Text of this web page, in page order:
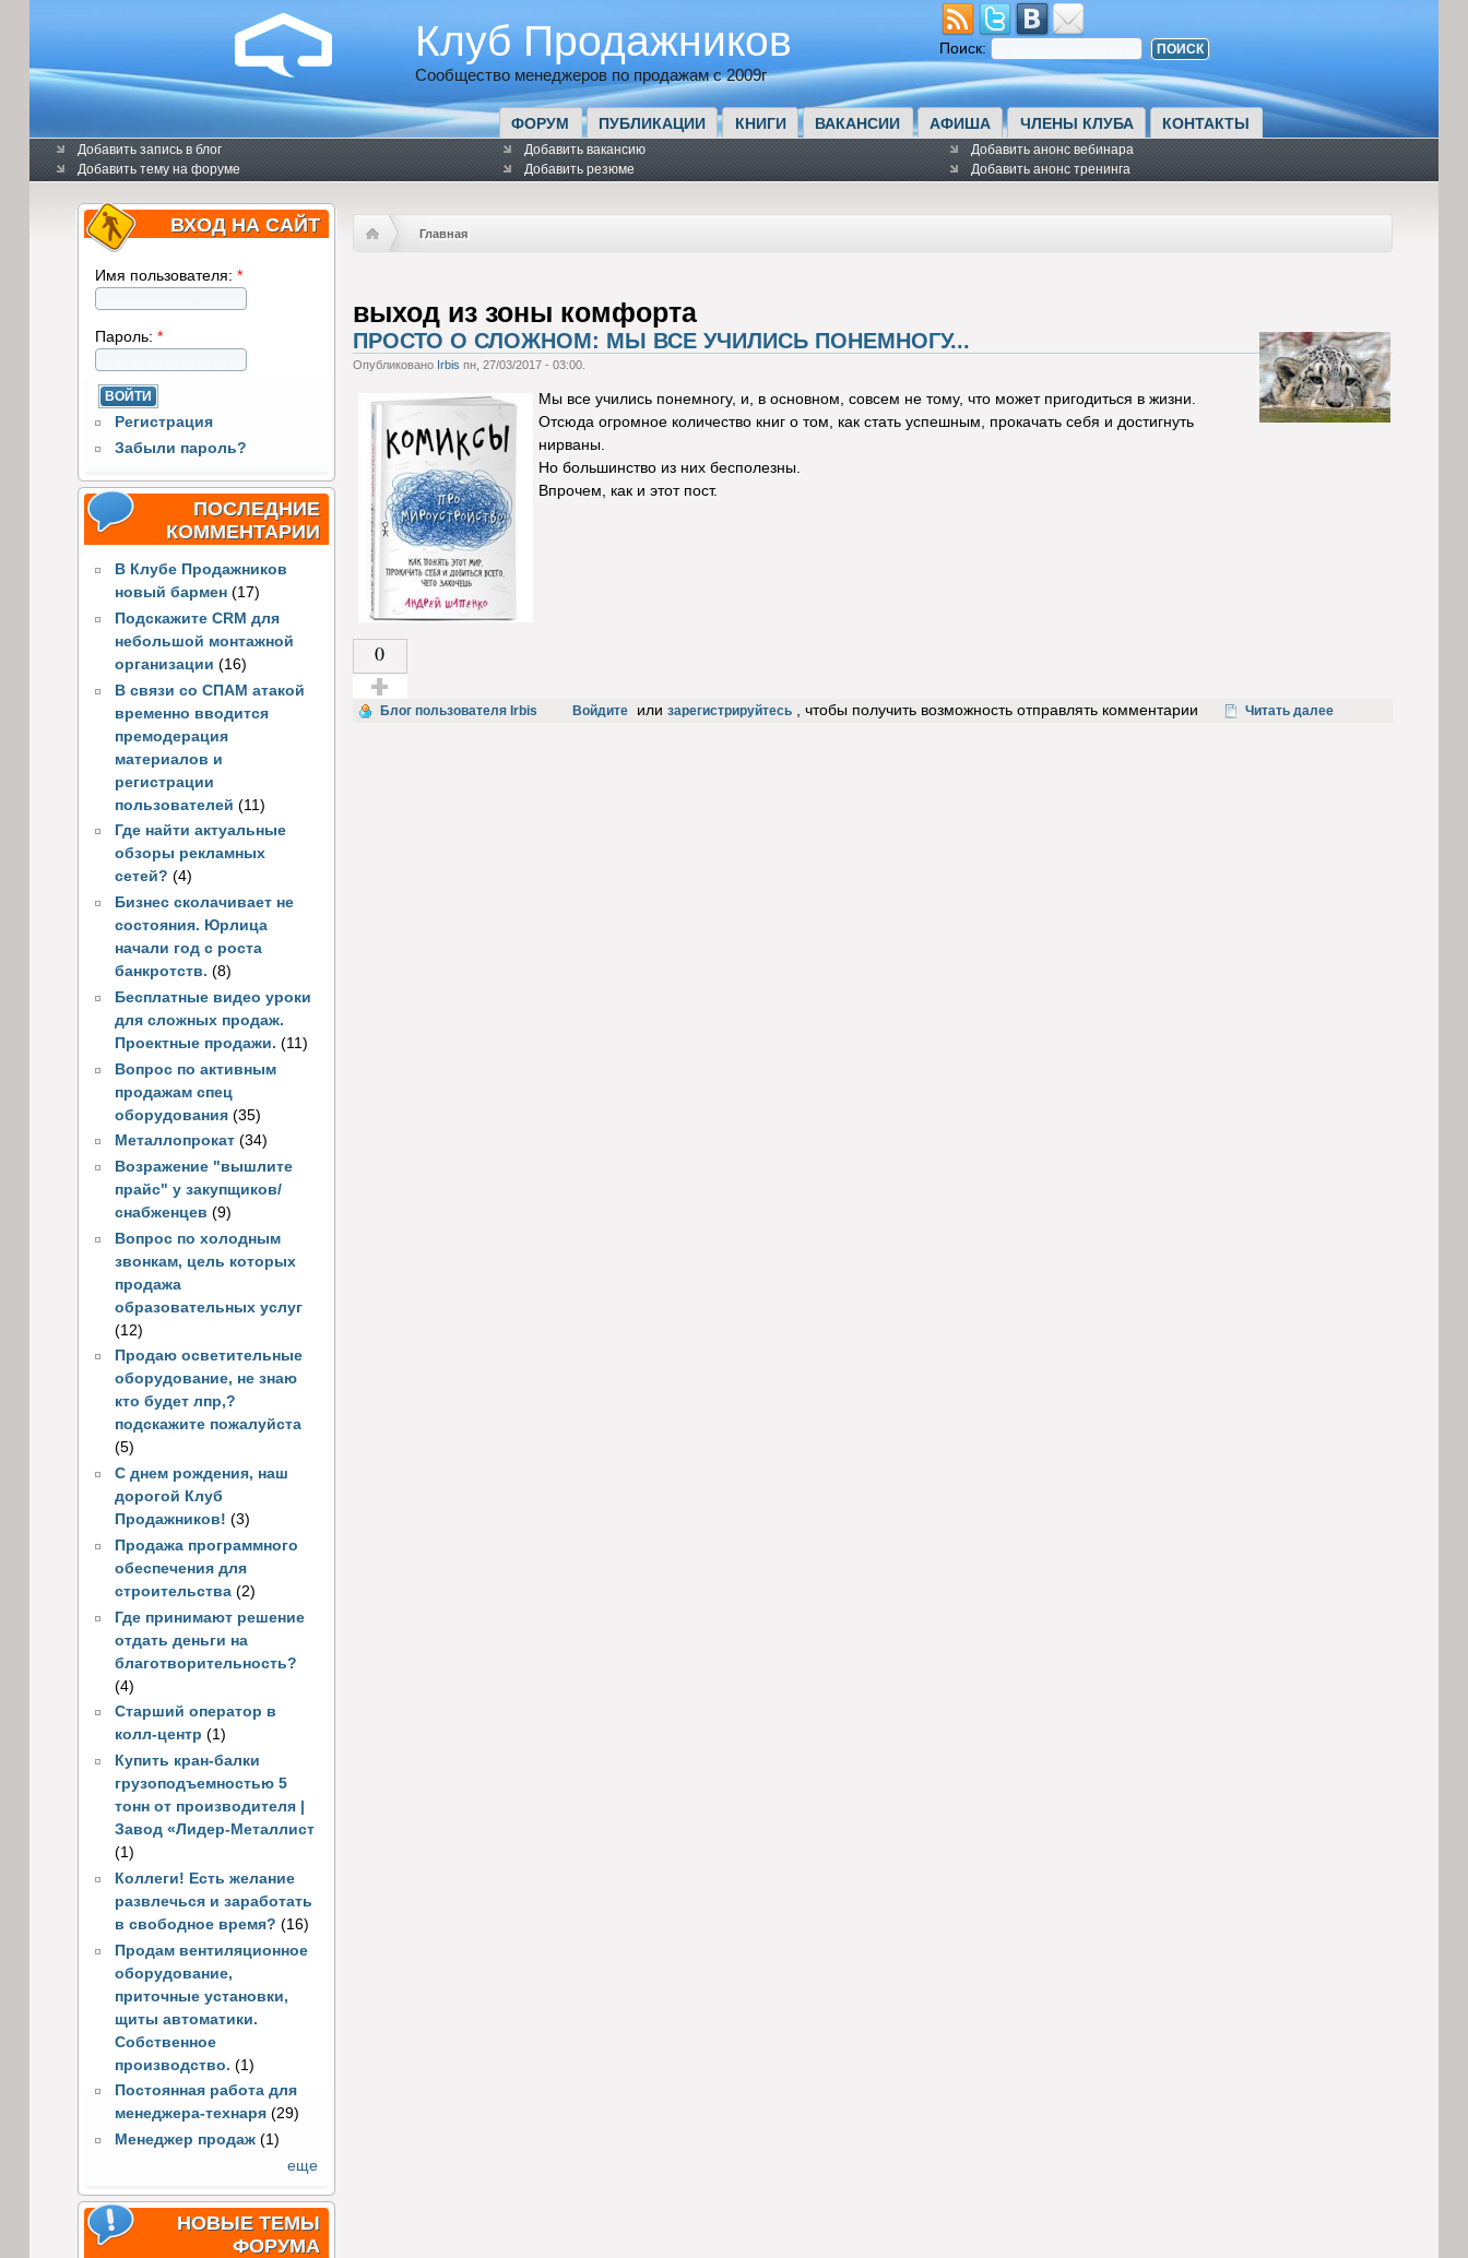
Клуб Продажников
Сообщество менеджеров по продажам с 2009г
Поиск:
ФОРУМ ПУБЛИКАЦИИ КНИГИ ВАКАНСИИ АФИША ЧЛЕНЫ КЛУБА КОНТАКТЫ
Добавить запись в блог
Добавить тему на форуме
Добавить вакансию
Добавить резюме
Добавить анонс вебинара
Добавить анонс тренинга
ВХОД НА САЙТ
Имя пользователя: *
Пароль: *
Регистрация
Забыли пароль?
ПОСЛЕДНИЕ
КОММЕНТАРИИ
В Клубе Продажников
новый бармен (17)
Подскажите CRM для
небольшой монтажной
организации (16)
В связи со СПАМ атакой
временно вводится
премодерация
материалов и
регистрации
пользователей (11)
Где найти актуальные
обзоры рекламных
сетей? (4)
Бизнес сколачивает не
состояния. Юрлица
начали год с роста
банкротств. (8)
Бесплатные видео уроки
для сложных продаж.
Проектные продажи. (11)
Вопрос по активным
продажам спец
оборудования (35)
Металлопрокат (34)
Возражение "вышлите
прайс" у закупщиков/
снабженцев (9)
Вопрос по холодным
звонкам, цель которых
продажа
образовательных услуг
(12)
Продаю осветительные
оборудование, не знаю
кто будет лпр,?
подскажите пожалуйста
(5)
С днем рождения, наш
дорогой Клуб
Продажников! (3)
Продажа программного
обеспечения для
строительства (2)
Где принимают решение
отдать деньги на
благотворительность?
(4)
Старший оператор в
колл-центр (1)
Купить кран-балки
грузоподъемностью 5
тонн от производителя |
Завод «Лидер-Металлист
(1)
Коллеги! Есть желание
развлечься и заработать
в свободное время? (16)
Продам вентиляционное
оборудование,
приточные установки,
щиты автоматики.
Собственное
производство. (1)
Постоянная работа для
менеджера-технаря (29)
Менеджер продаж (1)
еще
НОВЫЕ ТЕМЫ
ФОРУМА
Главная
выход из зоны комфорта
ПРОСТО О СЛОЖНОМ: МЫ ВСЕ УЧИЛИСЬ ПОНЕМНОГУ...
Опубликовано Irbis пн, 27/03/2017 - 03:00.
Мы все учились понемногу, и, в основном, совсем не тому, что может пригодиться в жизни.
Отсюда огромное количество книг о том, как стать успешным, прокачать себя и достигнуть
нирваны.
Но большинство из них бесполезны.
Впрочем, как и этот пост.
0
Голос за!
Блог пользователя Irbis Войдите или зарегистрируйтесь , чтобы получить возможность отправлять комментарии Читать далее